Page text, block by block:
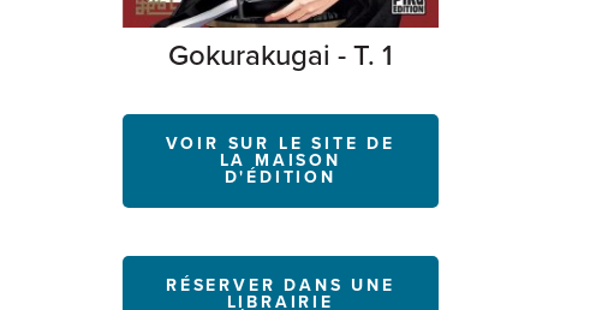
Gokurakugai - T. 1
VOIR SUR LE SITE DE
LA MAISON
D'ÉDITION
RÉSERVER DANS UNE
LIBRAIRIE